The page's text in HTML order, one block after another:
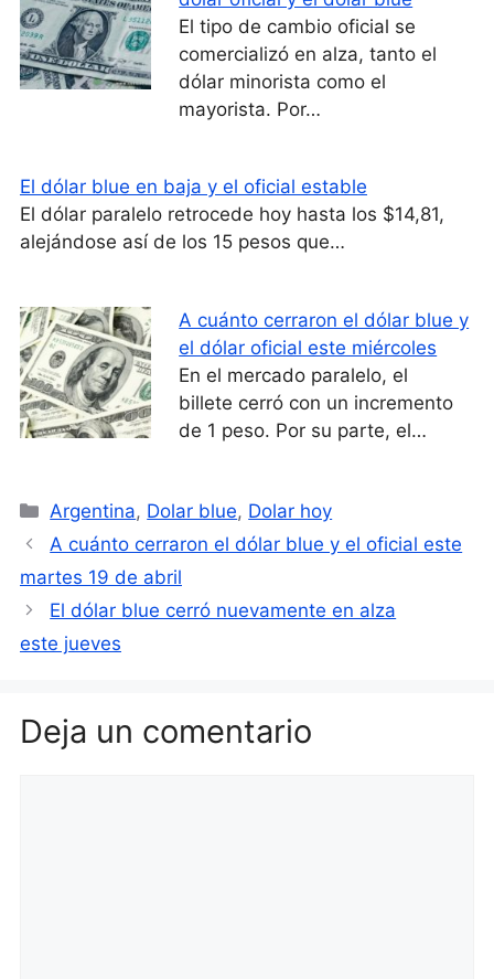
El tipo de cambio oficial se
comercializó en alza, tanto el
dólar minorista como el
mayorista. Por…
El dólar blue en baja y el oficial estable
El dólar paralelo retrocede hoy hasta los $14,81,
alejándose así de los 15 pesos que…
A cuánto cerraron el dólar blue y
el dólar oficial este miércoles
En el mercado paralelo, el
billete cerró con un incremento
de 1 peso. Por su parte, el…
Categorías
Argentina, Dolar blue, Dolar hoy
A cuánto cerraron el dólar blue y el oficial este
martes 19 de abril
El dólar blue cerró nuevamente en alza
este jueves
Deja un comentario